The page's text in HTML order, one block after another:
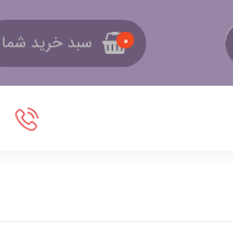
0 سبد خرید شما